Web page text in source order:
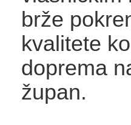
brže
kvalitete
doprema
župan.